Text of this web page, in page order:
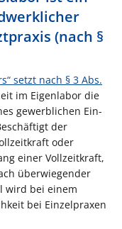
(nach §
setzt nach § 3 Abs.
im Eigenlabor die
gewerblichen Ein-
der
oder
einer Vollzeitkraft,
überwiegender
wird bei einem
bei Einzelpraxen